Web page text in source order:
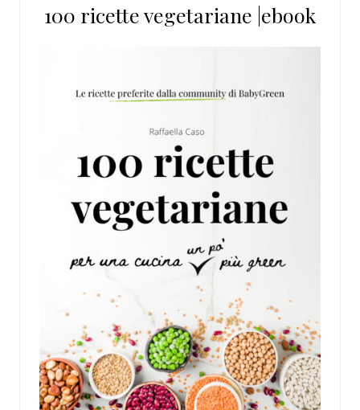
100 ricette vegetariane |ebook